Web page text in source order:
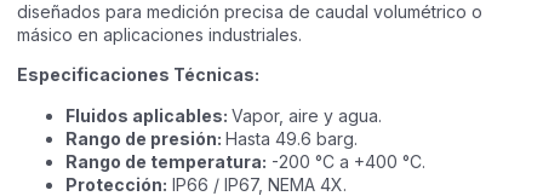
diseñados para medición precisa de caudal volumétrico o
másico en aplicaciones industriales.
Especificaciones Técnicas:
Fluidos aplicables: Vapor, aire y agua.
Rango de presión: Hasta 49.6 barg.
Rango de temperatura: -200 °C a +400 °C.
Protección: IP66 / IP67, NEMA 4X.